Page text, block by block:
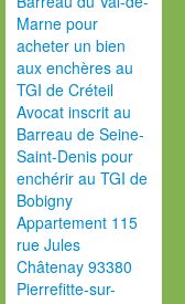
Marne pour
acheter un bien
aux enchères au
TGI de Créteil
Avocat inscrit au
Barreau de Seine-
Saint-Denis pour
enchérir au TGI de
Bobigny
Appartement 115
rue Jules
Châtenay 93380
Pierrefitte-sur-